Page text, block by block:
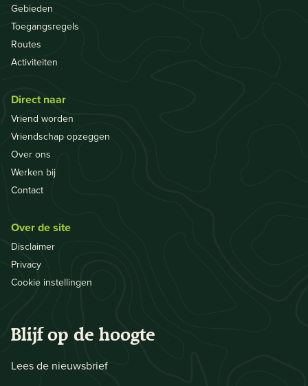
Gebieden
Toegangsregels
Routes
Activiteiten
Direct naar
Vriend worden
Vriendschap opzeggen
Over ons
Werken bij
Contact
Over de site
Disclaimer
Privacy
Cookie instellingen
Blijf op de hoogte
Lees de nieuwsbrief